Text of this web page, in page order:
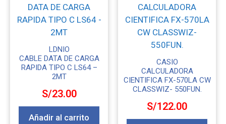
LDNIO
CABLE DATA DE CARGA
RAPIDA TIPO C LS64 –
2MT
S/23.00
Añadir al carrito
CASIO
CALCULADORA
CIENTIFICA FX-570LA CW
CLASSWIZ- 550FUN.
S/122.00